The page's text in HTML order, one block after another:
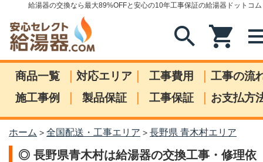
給湯器の交換なら最大89%OFFと安心の10年工事保証の給湯器ドットコム
search shopping_cart
商品一覧 | 対応エリア | 工事費用 | 工事の流
施工事例
| 製品保証 | 工事保証 | お支払方
ホーム > 全国配送・工事エリア > 長野県 青木村エリア
◎ 長野県青木村は給湯器の交換工事・修理依